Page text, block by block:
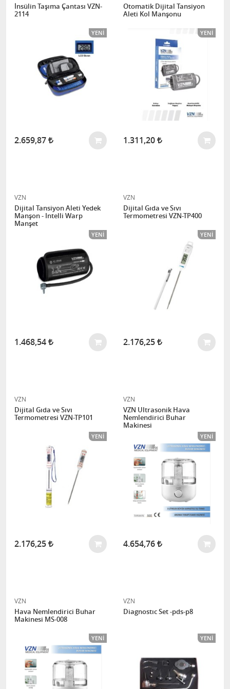
İnsülin Taşıma Çantası VZN-
2114
YENI
2.659,87
Otomatik Dijital Tansiyon
Aleti Kol Manşonu
YENI
1.311,20
VZN
Dijital Tansiyon Aleti Yedek
Manşon - Intelli Warp
Manşet
YENI
1.468,54
VZN
Dijital Gıda ve Sıvı
Termometresi VZN-TP400
YENI
2.176,25
VZN
Dijital Gıda ve Sıvı
Termometresi VZN-TP101
YENI
2.176,25
VZN
VZN Ultrasonik Hava
Nemlendirici Buhar
Makinesi
YENI
4.654,76
VZN
Hava Nemlendirici Buhar
Makinesi MS-008
YENI
VZN
Diagnostıc Set -pds-p8
YENI